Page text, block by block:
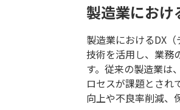
製造業におけ
製造業におけるDX
技術を活用し、業務
す。従来の製造業は
ロセスが課題とされ
向上や不良率削減、